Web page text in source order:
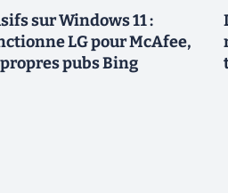
sur Windows 11 :
LG pour McAfee,
pubs Bing